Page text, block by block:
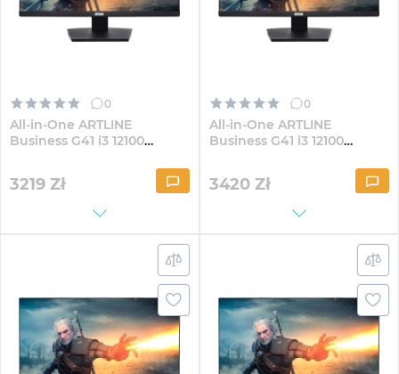
0
All-in-One ARTLINE
Business G41 i3 12100
3219 Zł
0
All-in-One ARTLINE
Business G41 i3 12100
3420 Zł